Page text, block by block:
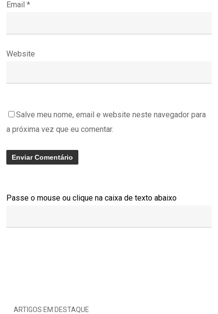
Email*
Website
Salve meu nome, email e website neste navegador para
a próxima vez que eu comentar.
Passe o mouse ou clique na caixa de texto abaixo
ARTIGOS EM DESTAQUE